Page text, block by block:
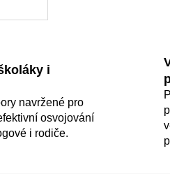
i
navržené pro
osvojování
i rodiče.